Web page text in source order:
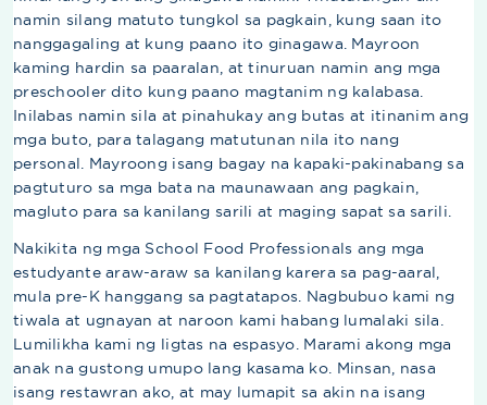
namin silang matuto tungkol sa pagkain, kung saan ito
nanggagaling at kung paano ito ginagawa. Mayroon
kaming hardin sa paaralan, at tinuruan namin ang mga
preschooler dito kung paano magtanim ng kalabasa.
Inilabas namin sila at pinahukay ang butas at itinanim ang
mga buto, para talagang matutunan nila ito nang
personal. Mayroong isang bagay na kapaki-pakinabang sa
pagtuturo sa mga bata na maunawaan ang pagkain,
magluto para sa kanilang sarili at maging sapat sa sarili.
Nakikita ng mga School Food Professionals ang mga
estudyante araw-araw sa kanilang karera sa pag-aaral,
mula pre-K hanggang sa pagtatapos. Nagbubuo kami ng
tiwala at ugnayan at naroon kami habang lumalaki sila.
Lumilikha kami ng ligtas na espasyo. Marami akong mga
anak na gustong umupo lang kasama ko. Minsan, nasa
isang restawran ako, at may lumapit sa akin na isang